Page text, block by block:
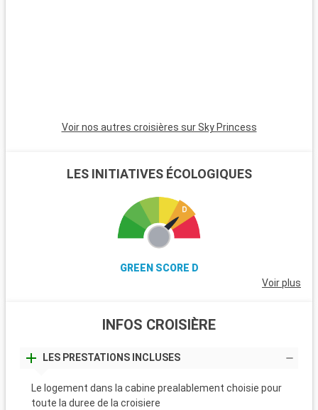
Voir nos autres croisières sur Sky Princess
LES INITIATIVES ÉCOLOGIQUES
GREEN SCORE D
Voir plus
INFOS CROISIÈRE
LES PRESTATIONS INCLUSES
Le logement dans la cabine prealablement choisie pour
toute la duree de la croisiere